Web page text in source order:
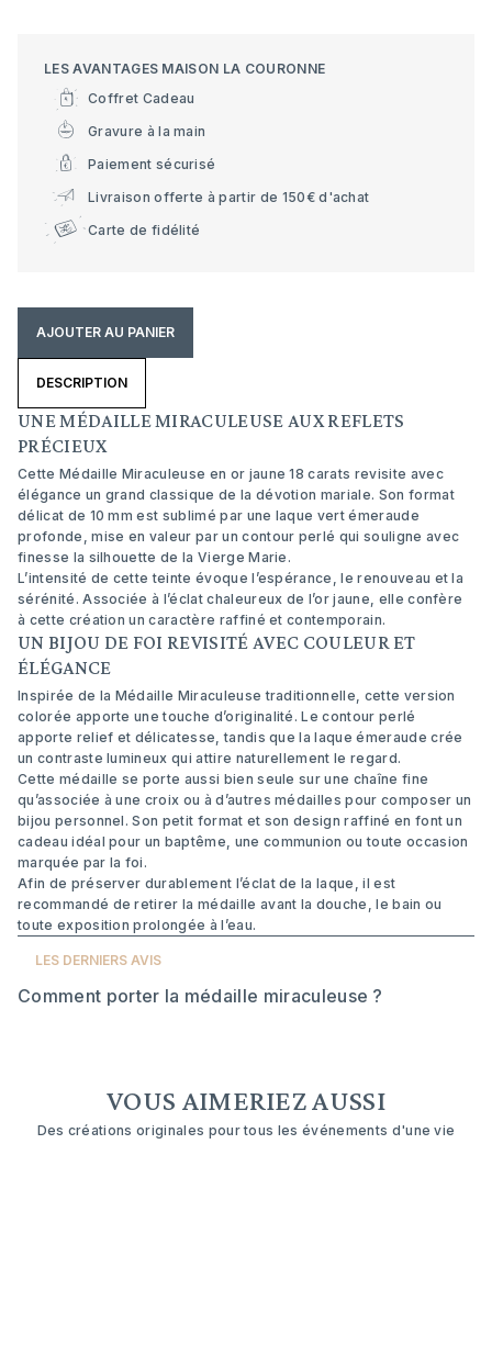
LES AVANTAGES MAISON LA COURONNE
Coffret Cadeau
Gravure à la main
Paiement sécurisé
Livraison offerte à partir de 150€ d'achat
Carte de fidélité
AJOUTER AU PANIER
DESCRIPTION
UNE MÉDAILLE MIRACULEUSE AUX REFLETS
PRÉCIEUX
Cette Médaille Miraculeuse en or jaune 18 carats revisite avec
élégance un grand classique de la dévotion mariale. Son format
délicat de 10 mm est sublimé par une laque vert émeraude
profonde, mise en valeur par un contour perlé qui souligne avec
finesse la silhouette de la Vierge Marie.
L’intensité de cette teinte évoque l’espérance, le renouveau et la
sérénité. Associée à l’éclat chaleureux de l’or jaune, elle confère
à cette création un caractère raffiné et contemporain.
UN BIJOU DE FOI REVISITÉ AVEC COULEUR ET
ÉLÉGANCE
Inspirée de la Médaille Miraculeuse traditionnelle, cette version
colorée apporte une touche d’originalité. Le contour perlé
apporte relief et délicatesse, tandis que la laque émeraude crée
un contraste lumineux qui attire naturellement le regard.
Cette médaille se porte aussi bien seule sur une chaîne fine
qu’associée à une croix ou à d’autres médailles pour composer un
bijou personnel. Son petit format et son design raffiné en font un
cadeau idéal pour un baptême, une communion ou toute occasion
marquée par la foi.
Afin de préserver durablement l’éclat de la laque, il est
recommandé de retirer la médaille avant la douche, le bain ou
toute exposition prolongée à l’eau.
LES DERNIERS AVIS
Comment porter la médaille miraculeuse ?
VOUS AIMERIEZ AUSSI
Des créations originales pour tous les événements d'une vie